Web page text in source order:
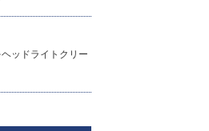
ヘッドライトクリー